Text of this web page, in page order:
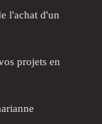
l'achat d'un
projets en